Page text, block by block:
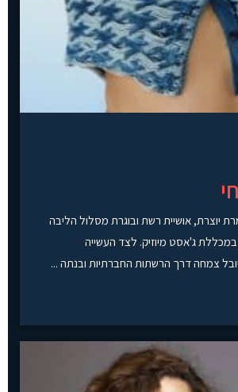
יוצרת, אושיית רשת ובוגרת מסלול הליבה
ג'אסט מיוזיק. לצד העשייה
צמחה דרך הרשתות החברתיות ובנתה ...